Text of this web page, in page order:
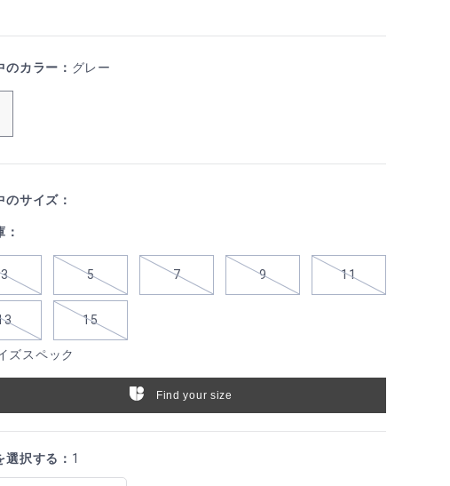
のカラー： グレー
のサイズ：
3 5 7 9 11
15
ズスペック
Find your size
選択する： 1